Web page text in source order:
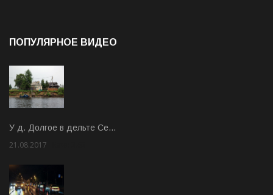
ПОПУЛЯРНОЕ ВИДЕО
У д. Долгое в дельте Се…
21.08.2017